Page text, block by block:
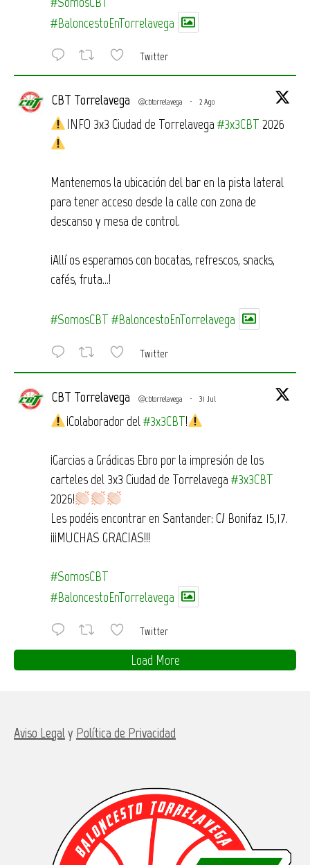
#BaloncestoEnTorrelavega
Twitter
CBT Torrelavega @cbtorrelavega · 2 Ago
INFO 3x3 Ciudad de Torrelavega#3x3CBT 2026
Mantenemos la ubicación del bar en la pista lateral
para tener acceso desde la calle con zona de
descanso y mesa de control.
¡Allí os esperamos con bocatas, refrescos, snacks,
cafés, fruta…!
#SomosCBT #BaloncestoEnTorrelavega
Twitter
CBT Torrelavega @cbtorrelavega · 31 Jul
¡Colaborador del#3x3CBT!
¡Garcias a Grádicas Ebro por la impresión de los
carteles del 3x3 Ciudad de Torrelavega#3x3CBT
2026!
Les podéis encontrar en Santander: C/ Bonifaz 15,17.
¡¡¡MUCHAS GRACIAS!!!
#SomosCBT
#BaloncestoEnTorrelavega
Twitter
Load More
Aviso Legaly Política de Privacidad